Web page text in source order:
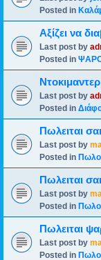
Posted in
Αξίζει να
Last post by
Posted in
Last post by
Posted in
Πωλειται
Last post by
Posted in
Πωλειται
Last post by
Posted in
Πωλειται
Last post by
Posted in